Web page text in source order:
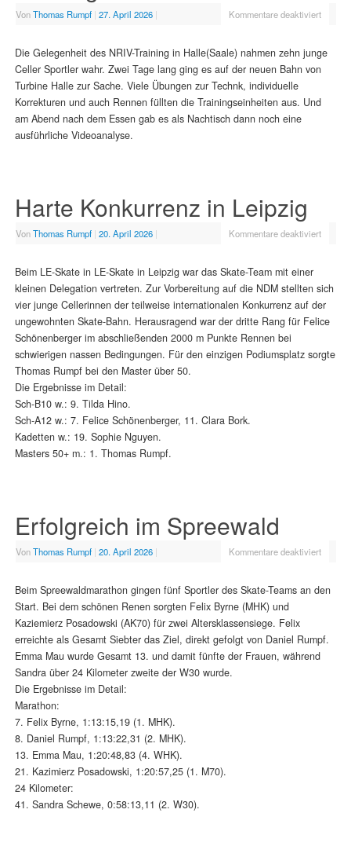
VonThomas Rumpf | 27. April 2026 | Kommentare deaktiviert
Die Gelegenheit des NRIV-Training in Halle(Saale) nahmen zehn junge
Celler Sportler wahr. Zwei Tage lang ging es auf der neuen Bahn von
Turbine Halle zur Sache. Viele Übungen zur Technk, individuelle
Korrekturen und auch Rennen füllten die Trainingseinheiten aus. Und
am Abend nach dem Essen gab es als Nachtisch dann noch eine
ausführliche Videoanalyse.
Harte Konkurrenz in Leipzig
VonThomas Rumpf | 20. April 2026 | Kommentare deaktiviert
Beim LE-Skate in LE-Skate in Leipzig war das Skate-Team mit einer
kleinen Delegation vertreten. Zur Vorbereitung auf die NDM stellten sich
vier junge Cellerinnen der teilweise internationalen Konkurrenz auf der
ungewohnten Skate-Bahn. Herausragend war der dritte Rang für Felice
Schönenberger im abschließenden 2000 m Punkte Rennen bei
schwierigen nassen Bedingungen. Für den einzigen Podiumsplatz sorgte
Thomas Rumpf bei den Master über 50.
Die Ergebnisse im Detail:
Sch-B10 w.: 9. Tilda Hino.
Sch-A12 w.: 7. Felice Schönenberger, 11. Clara Bork.
Kadetten w.: 19. Sophie Nguyen.
Masters 50+ m.: 1. Thomas Rumpf.
Erfolgreich im Spreewald
VonThomas Rumpf | 20. April 2026 | Kommentare deaktiviert
Beim Spreewaldmarathon gingen fünf Sportler des Skate-Teams an den
Start. Bei dem schönen Renen sorgten Felix Byrne (MHK) und
Kaziemierz Posadowski (AK70) für zwei Altersklassensiege. Felix
erreichte als Gesamt Siebter das Ziel, direkt gefolgt von Daniel Rumpf.
Emma Mau wurde Gesamt 13. und damit fünfte der Frauen, während
Sandra über 24 Kilometer zweite der W30 wurde.
Die Ergebnisse im Detail:
Marathon:
7. Felix Byrne, 1:13:15,19 (1. MHK).
8. Daniel Rumpf, 1:13:22,31 (2. MHK).
13. Emma Mau, 1:20:48,83 (4. WHK).
21. Kazimierz Posadowski, 1:20:57,25 (1. M70).
24 Kilometer:
41. Sandra Schewe, 0:58:13,11 (2. W30).